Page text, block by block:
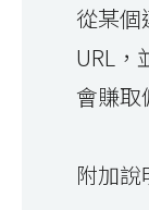
從某個
URL，
會賺取
附加說